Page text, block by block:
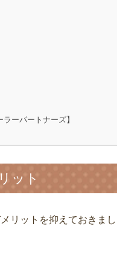
ーパートナーズ】
ット
リットを抑えておきまし